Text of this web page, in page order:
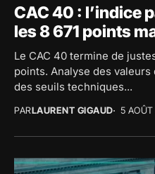
CAC 40 : l’indice
les 8 671 points
Le CAC 40 termine de
points. Analyse des
des seuils techniques...
PARLAURENT GIGAUD 5